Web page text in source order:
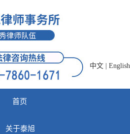
中文 English
首页
关于泰旭